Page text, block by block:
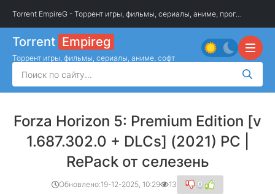
Torrent Empireg
Торрент игры, фильмы, сериалы, аниме, софт
Forza Horizon 5: Premium Edition [v
1.687.302.0 + DLCs] (2021) PC |
RePack от селезень
Обновлено:19-12-2025, 10:29 13 0